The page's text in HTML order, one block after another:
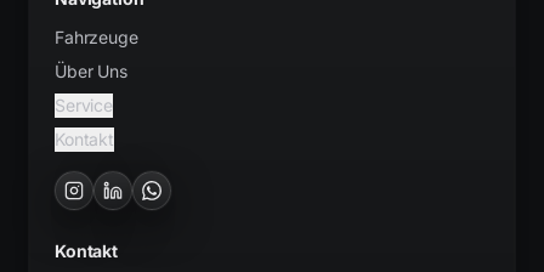
Fahrzeuge
Über Uns
Service
Kontakt
Kontakt